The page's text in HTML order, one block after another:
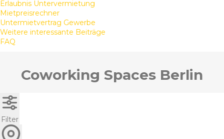
Erlaubnis Untervermietung
Mietpreisrechner
Untermietvertrag Gewerbe
Weitere interessante Beiträge
FAQ
Coworking Spaces Berlin
Filter